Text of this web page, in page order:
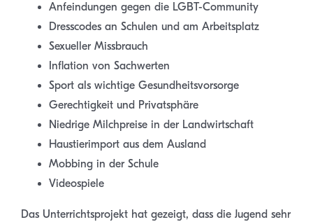
Anfeindungen gegen die LGBT-Community
Dresscodes an Schulen und am Arbeitsplatz
Sexueller Missbrauch
Inflation von Sachwerten
Sport als wichtige Gesundheitsvorsorge
Gerechtigkeit und Privatsphäre
Niedrige Milchpreise in der Landwirtschaft
Haustierimport aus dem Ausland
Mobbing in der Schule
Videospiele
Das Unterrichtsprojekt hat gezeigt, dass die Jugend sehr